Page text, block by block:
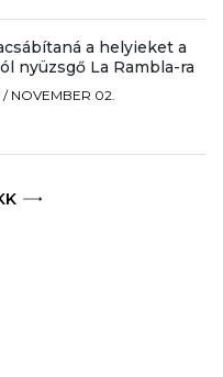
a helyieket a
nyüzsgő La Rambla-ra
/ NOVEMBER 02.